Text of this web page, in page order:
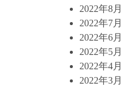
2022年8月
2022年7月
2022年6月
2022年5月
2022年4月
2022年3月